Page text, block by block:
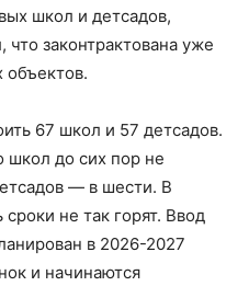
школ и детсадов,
законтрактована уже
объектов.
67 школ и 57 детсадов.
школ до сих пор не
— в шести. В
не так горят. Ввод
в 2026-2027
и начинаются